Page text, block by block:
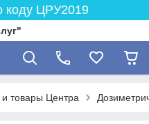
коду ЦРУ2019
и товары Центра